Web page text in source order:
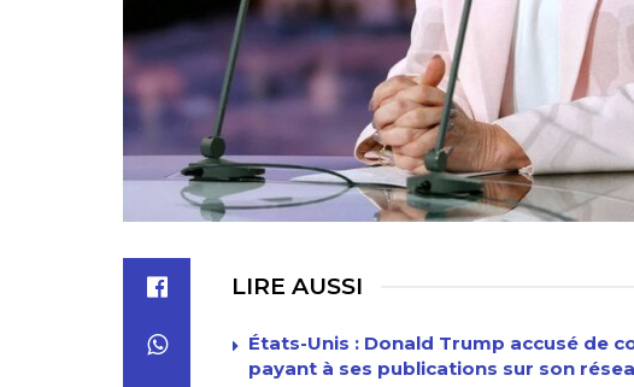
LIRE AUSSI
États-Unis : Donald Trump accusé de
payant à ses publications sur son